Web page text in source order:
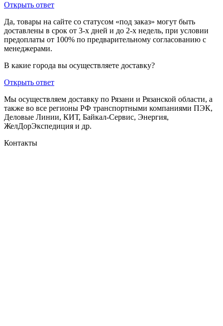
Открыть ответ
Да, товары на сайте со статусом «под заказ» могут быть
доставлены в срок от 3-х дней и до 2-х недель, при условии
предоплаты от 100% по предварительному согласованию с
менеджерами.
В какие города вы осуществляете доставку?
Открыть ответ
Мы осуществляем доставку по Рязани и Рязанской области, а
также во все регионы РФ транспортными компаниями ПЭК,
Деловые Линии, КИТ, Байкал-Сервис, Энергия,
ЖелДорЭкспедиция и др.
Контакты